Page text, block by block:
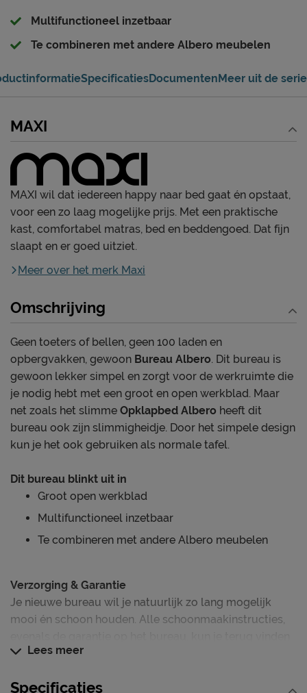
Multifunctioneel inzetbaar
Te combineren met andere Albero meubelen
SpecificatiesDocumenten Meer uit de serie
MAXI
MAXI wil dat iedereen happy naar bed gaat én opstaat,
voor een zo laag mogelijke prijs. Met een praktische
kast, comfortabel matras, bed en beddengoed. Dat fijn
slaapt en er goed uitziet.
Meer over het merk Maxi
Omschrijving
Geen toeters of bellen, geen 100 laden en
opbergvakken, gewoon Bureau Albero. Dit bureau is
gewoon lekker simpel en zorgt voor de werkruimte die
je nodig hebt met een groot en open werkblad. Maar
net zoals het slimme Opklapbed Albero heeft dit
bureau ook zijn slimmigheidje. Door het simpele design
kun je het ook gebruiken als normale tafel.
Dit bureau blinkt uit in
Groot open werkblad
Multifunctioneel inzetbaar
Te combineren met andere Albero meubelen
Verzorging & Garantie
Je nieuwe bureau wil je natuurlijk zo lang mogelijk
mooi én schoon houden. Alle schoonmaakinstructies,
bij het kopje ‘Goed om te weten’.
Lees meer
Specificaties